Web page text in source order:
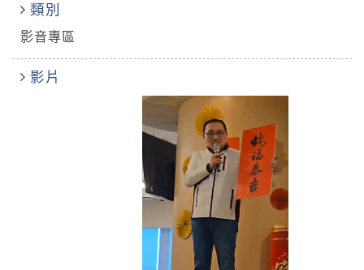
類別
影音專區
影片